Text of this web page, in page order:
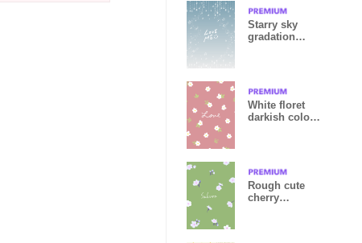
Starry sky
gradation
White floret
darkish color2
Rough cute
cherry